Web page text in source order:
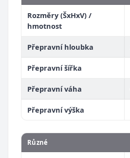
Rozměry (ŠxHxV) /
hmotnost
Přepravní hloubka
Přepravní šířka
Přepravní váha
Přepravní výška
Různé